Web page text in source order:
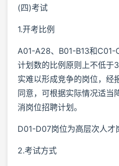
(四)考试
1.开考比例
A01-A28、B01-B13和
计划数的比例原则上不低于
实难以形成竞争的岗位，经
同意，可根据实际情况适当
消岗位招聘计划。
D01-D07岗位为高层次人才
2.考试方式